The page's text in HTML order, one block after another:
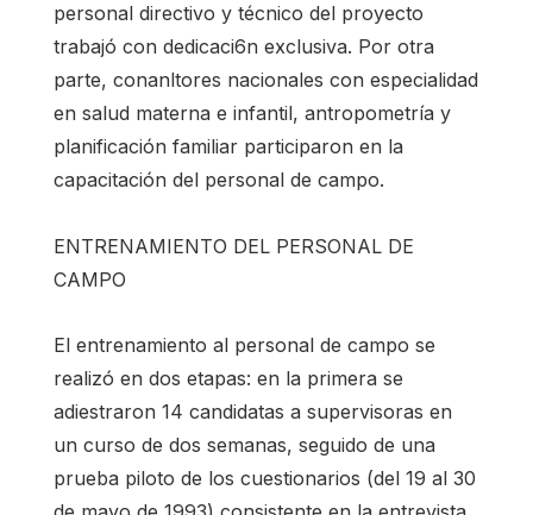
personal directivo y técnico del proyecto
trabajó con dedicaci6n exclusiva. Por otra
parte, conanltores nacionales con especialidad
en salud materna e infantil, antropometría y
planificación familiar participaron en la
capacitación del personal de campo.
ENTRENAMIENTO DEL PERSONAL DE
CAMPO
El entrenamiento al personal de campo se
realizó en dos etapas: en la primera se
adiestraron 14 candidatas a supervisoras en
un curso de dos semanas, seguido de una
prueba piloto de los cuestionarios (del 19 al 30